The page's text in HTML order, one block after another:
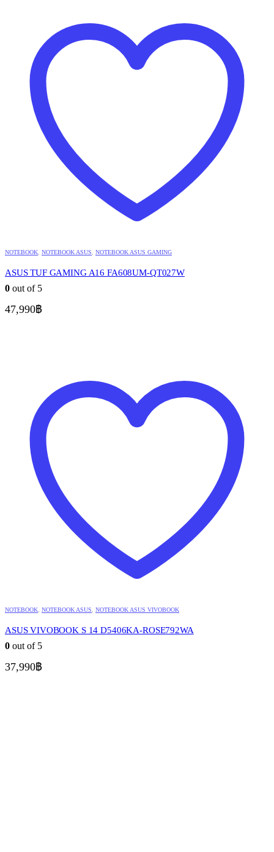
NOTEBOOK NOTEBOOK ASUS NOTEBOOK ASUS GAMING
ASUS TUF GAMING A16 FA608UM-QT027W
0 out of 5
47,990฿
NOTEBOOK NOTEBOOK ASUS NOTEBOOK ASUS VIVOBOOK
ASUS VIVOBOOK S 14 D5406KA-ROSE792WA
0 out of 5
37,990฿